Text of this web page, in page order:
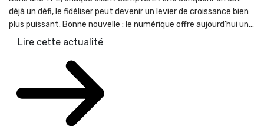
déjà un défi, le fidéliser peut devenir un levier de croissance bien
plus puissant. Bonne nouvelle : le numérique offre aujourd’hui un...
Lire cette actualité